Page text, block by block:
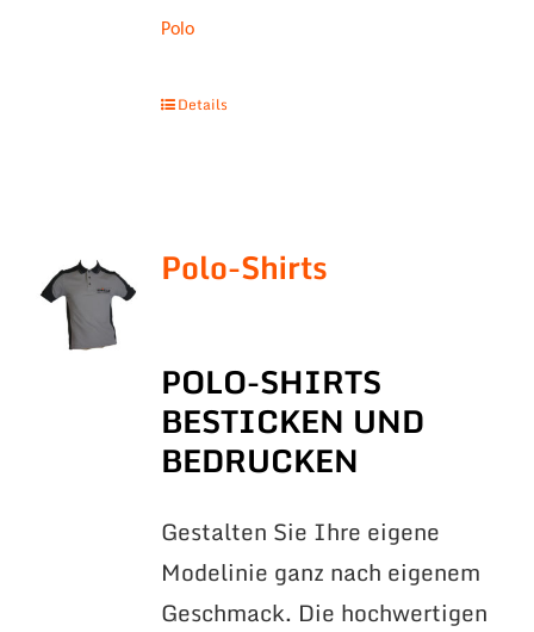
Polo
Details
Polo-Shirts
POLO-SHIRTS
BESTICKEN UND
BEDRUCKEN
Gestalten Sie Ihre eigene
Modelinie ganz nach eigenem
Geschmack. Die hochwertigen